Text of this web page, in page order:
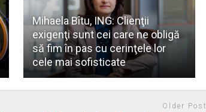
Mihaela Bîtu, ING: Clienţii
exigenţi sunt cei care ne obligă
să fim în pas cu cerinţele lor
cele mai sofisticate
Older Post